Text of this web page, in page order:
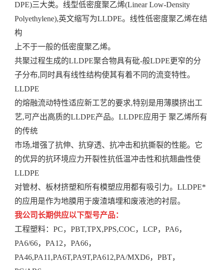
DPE)三大类。线型低密度聚乙烯(Linear Low-Density
Polyethylene),英文缩写为LLDPE。线性低密度聚乙烯在结
构
上不于一般的低密度聚乙烯。
共聚过程生成的LLDPE聚合物具有砒-般LDPE更窄的分
子分布,同时具有线性结构使其有着不同的流变特性。
LLDPE
的熔融流动特性适应新工艺的要求,特别是用薄膜挤出工
艺,可产出高质的LLDPE产品。LLDPE应用于 聚乙烯所有
的传统
市场,增强了抗伸、抗穿透、抗冲击和抗撕裂的性能。它
的优异的抗环境应力开裂性抗低温冲击性和抗翘曲性使
LLDPE
对管材、板材挤塑和所有模塑应用都有吸引力。LLDPE*
的应用是作为地膜用于废渣填埋和废液池的衬层。
我公司长期供应以下型号产品：
工程塑料： PC，PBT,TPX,PPS,COC，LCP，PA6，
PA6/66，PA12，PA66，
PA46,PA11,PA6T,PA9T,PA612,PA/MXD6，PBT，